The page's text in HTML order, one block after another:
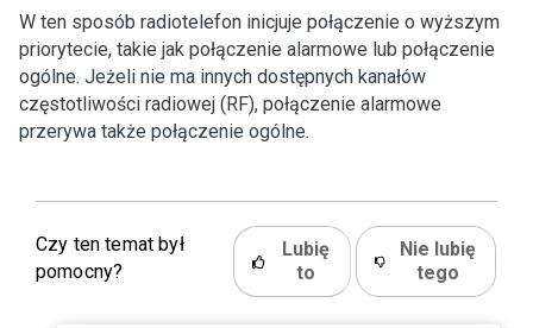
W ten sposób radiotelefon inicjuje połączenie o wyższym
priorytecie, takie jak połączenie alarmowe lub połączenie
ogólne. Jeżeli nie ma innych dostępnych kanałów
częstotliwości radiowej (RF), połączenie alarmowe
przerywa także połączenie ogólne.
Czy ten temat był
pomocny?
Lubię
to
Nie lubię
tego